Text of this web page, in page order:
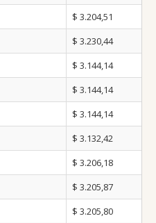
$ 3.204,51
$ 3.230,44
$ 3.144,14
$ 3.144,14
$ 3.144,14
$ 3.132,42
$ 3.206,18
$ 3.205,87
$ 3.205,80